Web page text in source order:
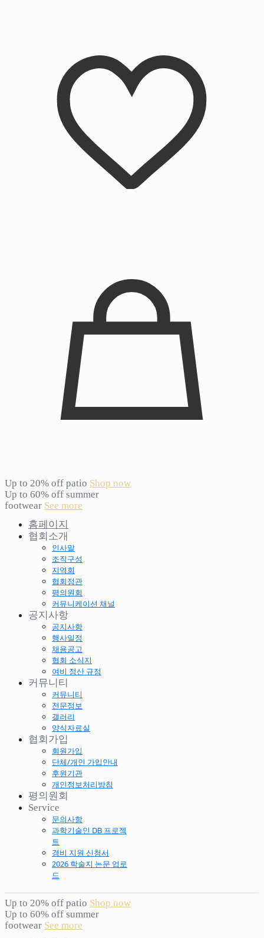
Up to 20% off patio Shop now
Up to 60% off summer
footwear See more
홈페이지
협회소개
인사말
조직구성
지역회
협회정관
평의원회
커뮤니케이션 채널
공지사항
공지사항
행사일정
채용공고
협회 소식지
여비 정산 규정
커뮤니티
커뮤니티
전문정보
갤러리
양식자료실
협회가입
회원가입
단체/개인 가입안내
후원기관
개인정보처리방침
평의원회
Service
문의사항
과학기술인 DB 프로젝
트
경비 지원 신청서
2026 학술지 논문 업로
드
Up to 20% off patio Shop now
Up to 60% off summer
footwear See more